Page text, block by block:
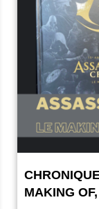
MAKING